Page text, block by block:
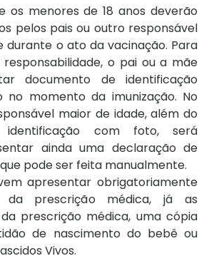
os menores de 18 anos deverão
pelos pais ou outro responsável
durante o ato da vacinação. Para
o pai ou a mãe
documento de identificação
momento da imunização. No
maior de idade, além do
identificação com foto, será
ainda uma declaração de
pode ser feita manualmente.
apresentar obrigatoriamente
da prescrição médica, já as
prescrição médica, uma cópia
de nascimento do bebê ou
Vivos.